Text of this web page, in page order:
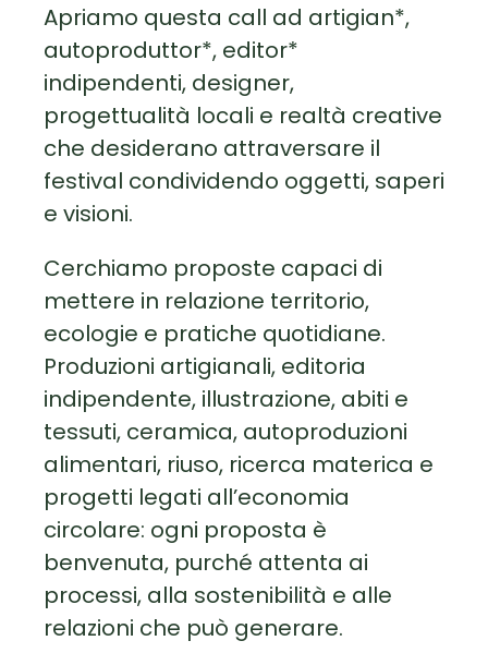
Apriamo questa call ad artigian*,
autoproduttor*, editor*
indipendenti, designer,
progettualità locali e realtà creative
che desiderano attraversare il
festival condividendo oggetti, saperi
e visioni.
Cerchiamo proposte capaci di
mettere in relazione territorio,
ecologie e pratiche quotidiane.
Produzioni artigianali, editoria
indipendente, illustrazione, abiti e
tessuti, ceramica, autoproduzioni
alimentari, riuso, ricerca materica e
progetti legati all’economia
circolare: ogni proposta è
benvenuta, purché attenta ai
processi, alla sostenibilità e alle
relazioni che può generare.